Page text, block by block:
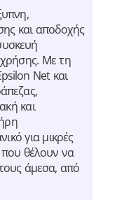
και αποδοχής
χρήσης. Με τη
Net και
και
για μικρές
που θέλουν να
τους άμεσα, από